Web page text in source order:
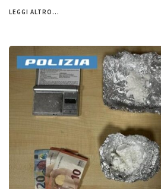
LEGGI ALTRO...